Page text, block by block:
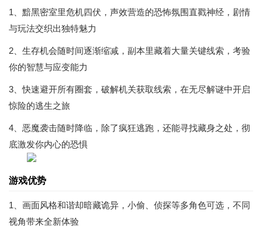
1、黯黑密室里危机四伏，声效营造的恐怖氛围直戳神经，剧情
与玩法交织出独特魅力
2、生存机会随时间逐渐缩减，副本里藏着大量关键线索，考验
你的智慧与应变能力
3、快速避开所有圈套，破解机关获取线索，在无尽解谜中开启
惊险的逃生之旅
4、恶魔袭击随时降临，除了疯狂逃跑，还能寻找藏身之处，彻
底激发你内心的恐惧
游戏优势
1、画面风格和谐却暗藏诡异，小偷、侦探等多角色可选，不同
视角带来全新体验